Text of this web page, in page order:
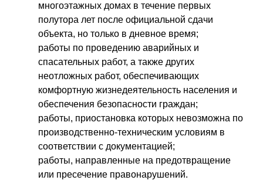
многоэтажных домах в течение первых
полутора лет после официальной сдачи
объекта, но только в дневное время;
работы по проведению аварийных и
спасательных работ, а также других
неотложных работ, обеспечивающих
комфортную жизнедеятельность населения и
обеспечения безопасности граждан;
работы, приостановка которых невозможна по
производственно-техническим условиям в
соответствии с документацией;
работы, направленные на предотвращение
или пресечение правонарушений.